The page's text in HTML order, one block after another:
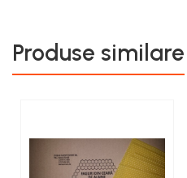
Produse similare